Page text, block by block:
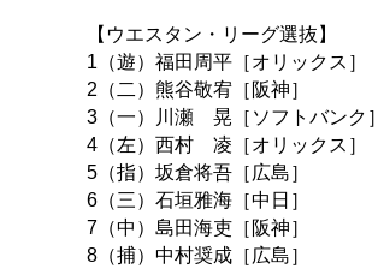
【ウエスタン・リーグ選抜】
1（遊）福田周平［オリックス］
2（二）熊谷敬宥［阪神］
3（一）川瀬 晃［ソフトバンク］
4（左）西村 凌［オリックス］
5（指）坂倉将吾［広島］
6（三）石垣雅海［中日］
7（中）島田海吏［阪神］
8（捕）中村奨成［広島］